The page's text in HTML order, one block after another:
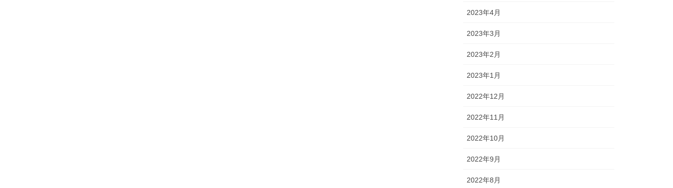
2023年4月
2023年3月
2023年2月
2023年1月
2022年12月
2022年11月
2022年10月
2022年9月
2022年8月